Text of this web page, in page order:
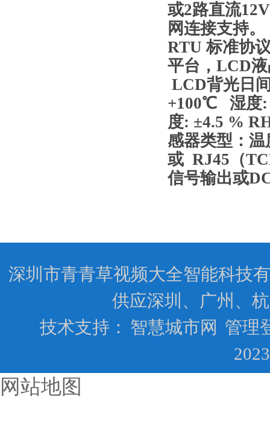
或2路直流
网连接支持
RTU 标准协
平台，LCD
LCD背光日
+100℃ 湿度:
度: ±4.5 %
感器类型：
或 RJ45（
信号输出或
深圳市青青草视频大全智能科技
供应深圳、广州、
技术支持： 智慧城市网 管理
网站地图